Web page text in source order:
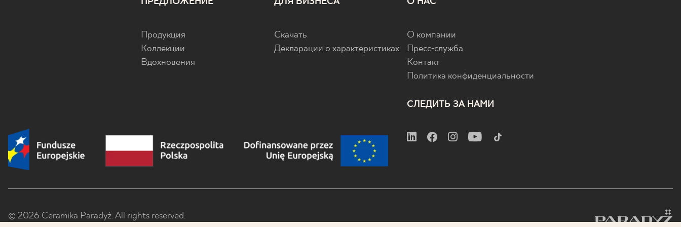
Продукция
Коллекции
Вдохновения
Скачать
Декларации о характеристиках
О компании
Пресс-служба
Контакт
Политика конфиденциальности
СЛЕДИТЬ ЗА НАМИ
© 2026 Ceramika Paradyż. All rights reserved.